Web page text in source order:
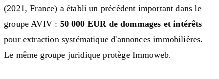
(2021, France) a établi un précédent important dans le
groupe AVIV : 50 000 EUR de dommages et intérêts
pour extraction systématique d'annonces immobilières.
Le même groupe juridique protège Immoweb.